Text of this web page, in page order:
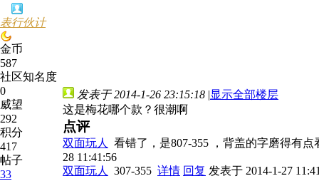
表行伙计
金币
587
社区知名度
0
威望
292
积分
417
帖子
33
发表于 2014-1-26 23:15:18 |显示全部楼层
这是梅花哪个款？很潮啊
点评
双面玩人
看错了，是807-355 ，背盖的字磨得有
28 11:41:56
双面玩人
307-355 详情 回复 发表于 2014-1-27